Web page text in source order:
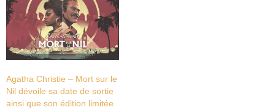
Agatha Christie – Mort sur le
Nil dévoile sa date de sortie
ainsi que son édition limitée